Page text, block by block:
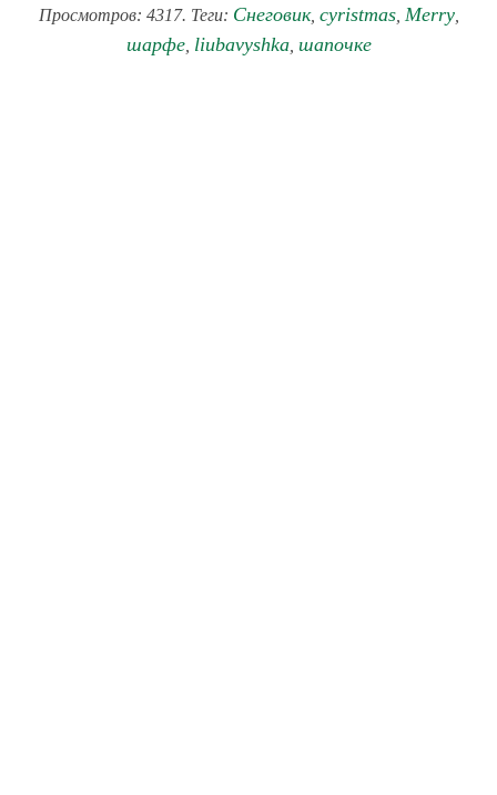
Просмотров: 4317. Теги: Снеговик, cyristmas, Merry,
шарфе, liubavyshka, шапочке